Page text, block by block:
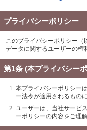
プライバシーポリシー
このプライバシーポリシー（
データに関するユーザーの権
第1条 (本プライバシー
本プライバシーポリシー
ー法令が適用されるもの
ユーザーは、当社サービ
ーポリシーの内容をご理